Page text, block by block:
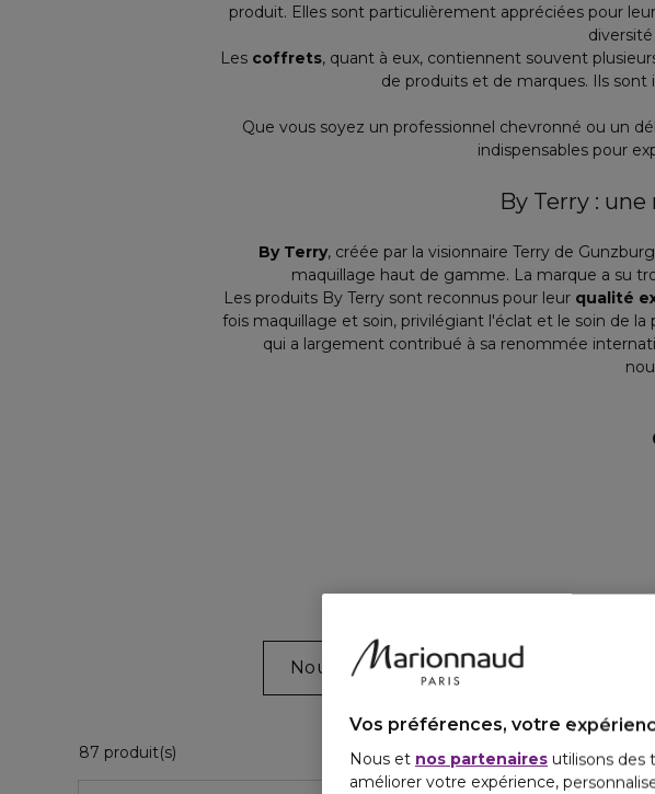
produit. Elles sont particulièrement appréciées pour
Les coffrets, quant à eux, contiennent souvent
de produits et de marques. Ils sont
Que vous soyez un professionnel chevronné ou un
indispensables pour
By Terry :
By Terry, créée par la visionnaire Terry de
maquillage haut de gamme. La marque a su
Les produits By Terry sont reconnus pour leur qualité
fois maquillage et soin, privilégiant l'éclat et le soin de
qui a largement contribué à sa renommée
Nouveautés Meilleures ventes
87 produit(s)
Vos préférences, votre
Nous et nos partenaires utilisons des
améliorer votre expérience,